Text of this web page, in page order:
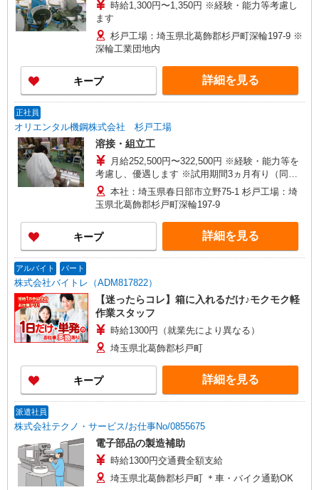
時給1,300円〜1,350円 ※経験・能力等考慮し
ます
杉戸工場：埼玉県北葛飾郡杉戸町深輪197-9 ※
深輪工業団地内
キープ 詳細を見る
正社員
オリエンタル機鋼株式会社 杉戸工場
溶接・組立工
月給252,500円〜322,500円 ※経験・能力等を
考慮し、優遇します ※試用期間3ヵ月有り（同条
件）本社：埼玉県春日部市立野75-1 杉戸工場：埼
玉県北葛飾郡杉戸町深輪197-9
キープ 詳細を見る
アルバイト パート
株式会社バイトレ（ADM817822）
【迷ったらコレ】箱に入れるだけ♪モクモク軽
作業スタッフ
時給1300円（就業先により異なる）
埼玉県北葛飾郡杉戸町
キープ 詳細を見る
派遣社員
株式会社テクノ・サービス/お仕事No/0855675
電子部品の製造補助
時給1300円交通費全額支給
埼玉県北葛飾郡杉戸町 ＊車・バイク通勤OK